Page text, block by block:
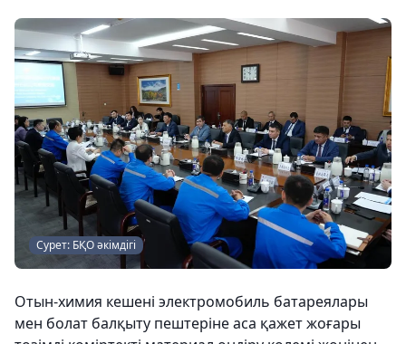
Сурет: БҚО әкімдігі
Отын-химия кешені электромобиль батареялары
мен болат балқыту пештеріне аса қажет жоғары